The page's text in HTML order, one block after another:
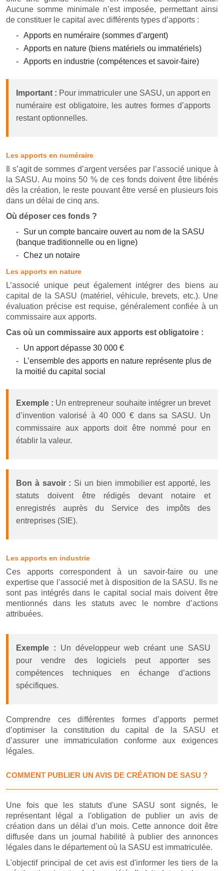
Aucune somme minimale n’est imposée, permettant ainsi
de constituer le capital avec différents types d’apports :
Apports en numéraire (sommes d’argent)
Apports en nature (biens matériels ou immatériels)
Apports en industrie (compétences et savoir-faire)
Important : Pour immatriculer une SASU, un apport en
numéraire est obligatoire, les autres formes d’apports
restant optionnelles.
Les apports en numéraire
Il s’agit de sommes d’argent versées par l’associé unique à
la SASU. Au moins 50 % de ces fonds doivent être libérés
dès la création, le reste pouvant être versé en plusieurs fois
dans un délai de cinq ans.
Où déposer ces fonds ?
Sur un compte bancaire ouvert au nom de la SASU
(banque traditionnelle ou en ligne)
Chez un notaire
Les apports en nature
L’associé unique peut également intégrer des biens au
capital de la SASU (matériel, véhicule, brevets, etc.). Une
évaluation précise est requise, généralement confiée à un
commissaire aux apports.
Cas où un commissaire aux apports est obligatoire :
Un apport dépasse 30 000 €
L’ensemble des apports en nature représente plus de
la moitié du capital social
Exemple : Un entrepreneur souhaite intégrer un brevet
d’invention valorisé à 40 000 € dans sa SASU. Un
commissaire aux apports doit être nommé pour en
établir la valeur.
Bon à savoir : Si un bien immobilier est apporté, les
statuts doivent être rédigés devant notaire et
enregistrés auprès du Service des impôts des
entreprises (SIE).
Les apports en industrie
Ces apports correspondent à un savoir-faire ou une
expertise que l’associé met à disposition de la SASU. Ils ne
sont pas intégrés dans le capital social mais doivent être
mentionnés dans les statuts avec le nombre d’actions
attribuées.
Exemple : Un développeur web créant une SASU
pour vendre des logiciels peut apporter ses
compétences techniques en échange d’actions
spécifiques.
Comprendre ces différentes formes d’apports permet
d’optimiser la constitution du capital de la SASU et
d’assurer une immatriculation conforme aux exigences
légales.
COMMENT PUBLIER UN AVIS DE CRÉATION DE SASU ?
Une fois que les statuts d'une SASU sont signés, le
représentant légal a l'obligation de publier un avis de
création dans un délai d’un mois. Cette annonce doit être
diffusée dans un journal habilité à publier des annonces
légales dans le département où la SASU est immatriculée.
L'objectif principal de cet avis est d'informer les tiers de la